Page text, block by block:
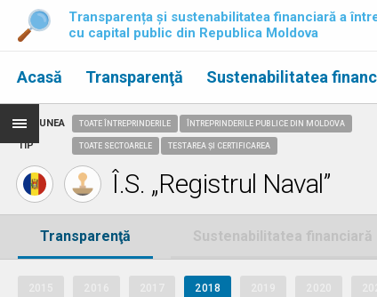
Transparența și sustenabilitatea financiară a
cu capital public din Republica Moldova
Acasă Transparenţă Sustenabilitatea
REGIUNEA
TIP
TOATE ÎNTREPRINDERILE ÎNTREPRINDERILE PUBLICE DIN MOLDOVA
TOATE SECTOARELE TESTAREA ȘI CERTIFICAREA
Î.S. „Registrul Naval”
Transparenţă Sustenabilitatea financiară
2018